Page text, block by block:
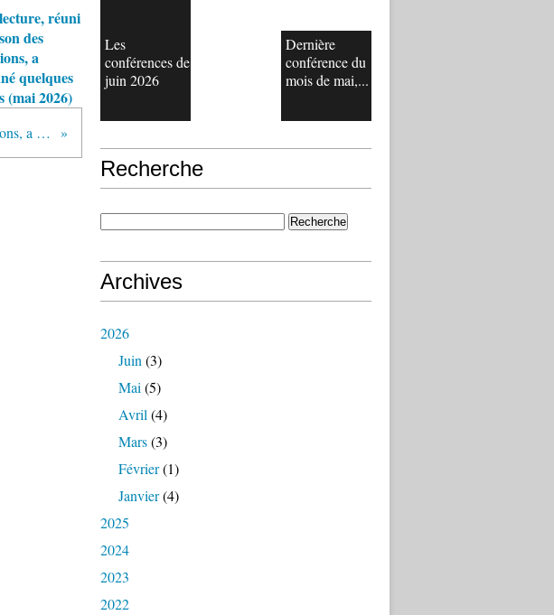
réuni
des
a
quelques
(mai 2026)
Le club lecture, réuni à la Maison des Associations, a sélectionné quelques ouvrages (octobre 2025)
Les
conférences de
juin 2026
Dernière
conférence du
mois de mai,...
Recherche
Archives
2026
Juin (3)
Mai (5)
Avril (4)
Mars(3)
Février(1)
Janvier(4)
2025
2024
2023
2022